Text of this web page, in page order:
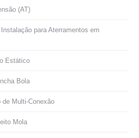
(AT)
para Aterramentos em
Estático
Bola
de Multi-Conexão
Mola